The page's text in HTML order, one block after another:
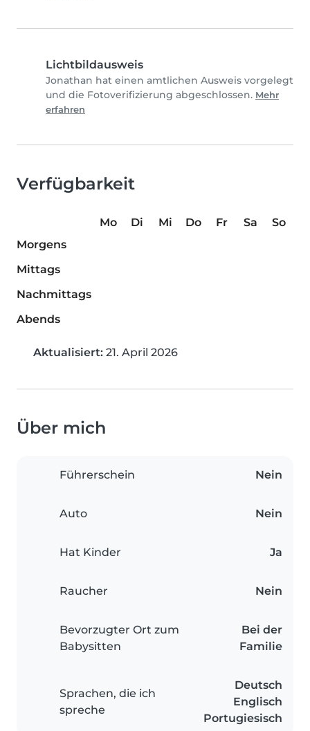
Lichtbildausweis
Jonathan hat einen amtlichen Ausweis vorgelegt
und die Fotoverifizierung abgeschlossen. Mehr
erfahren
Verfügbarkeit
Mo Di Mi Do Fr Sa
So
Morgens
Mittags
Nachmittags
Abends
Aktualisiert: 21. April 2026
Über mich
Führerschein Nein
Auto Nein
Hat Kinder Ja
Raucher Nein
Bevorzugter Ort zum
Babysitten
Bei der
Familie
Sprachen, die ich
spreche
Deutsch
Englisch
Portugiesisch